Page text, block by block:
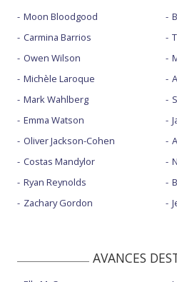
Moon Bloodgood
Carmina Barrios
Owen Wilson
Michèle Laroque
Mark Wahlberg
Emma Watson
Oliver Jackson-Cohen
Costas Mandylor
Ryan Reynolds
Zachary Gordon
AVANCES